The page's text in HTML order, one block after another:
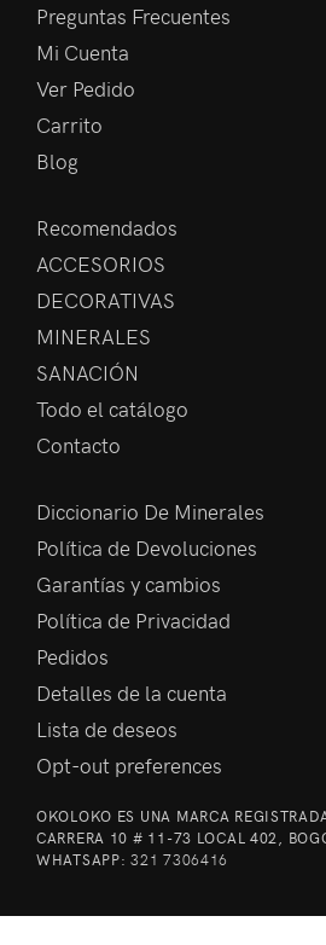
Preguntas Frecuentes
Mi Cuenta
Ver Pedido
Carrito
Blog
Recomendados
ACCESORIOS
DECORATIVAS
MINERALES
SANACIÓN
Todo el catálogo
Contacto
Diccionario De Minerales
Política de Devoluciones
Garantías y cambios
Política de Privacidad
Pedidos
Detalles de la cuenta
Lista de deseos
Opt-out preferences
OKOLOKO ES UNA MARCA
CARRERA 10 # 11-73 LOCAL 402,
WHATSAPP:321 7306416